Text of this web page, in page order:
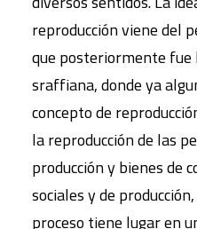
reproducción viene del
que posteriormente fue
sraffiana, donde ya
concepto de
la reproducción de las
producción y bienes de
sociales y de
proceso tiene lugar en